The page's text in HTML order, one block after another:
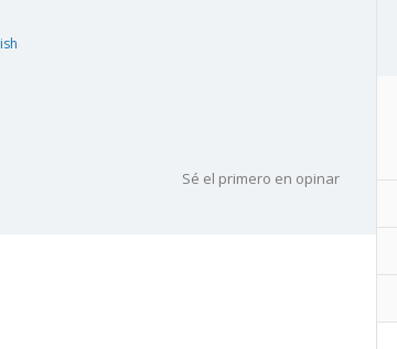
Sé el primero en opinar